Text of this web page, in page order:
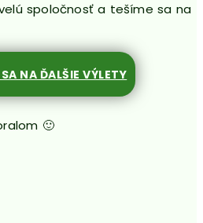
spoločnosť a tešíme sa na
NA ĎALŠIE VÝLETY
🙂